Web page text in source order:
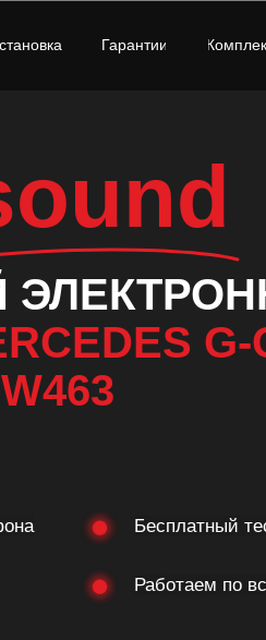
Гарантии
W463
Бесплатный
Работаем по